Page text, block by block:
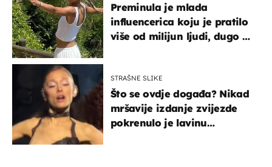
Preminula je mlada
influencerica koju je pratilo
više od milijun ljudi, dugo se
STRAŠNE SLIKE
Što se ovdje događa? Nikad
mršavije izdanje zvijezde
pokrenulo je lavinu